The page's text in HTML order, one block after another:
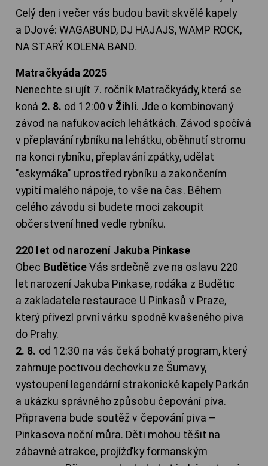
Celý den i večer vás budou bavit skvělé kapely
a DJové: WAGABUND, DJ HAJAJS, WAMP ROCK,
NA STARÝ KOLENA BAND.
Matračkyáda 2025
Nenechte si ujít 7. ročník Matračkyády, která se
koná 2. 8. od 12:00 v Žihli. Jde o kombinovaný
závod na nafukovacích lehátkách. Závod spočívá
v přeplavání rybníku na lehátku, oběhnutí stromu
na konci rybníku, přeplavání zpátky, udělat
"eskymáka" uprostřed rybníku a zakončením
vypití malého nápoje, to vše na čas. Během
celého závodu si budete moci zakoupit
občerstvení hned vedle rybníku.
220 let od narození Jakuba Pinkase
Obec Budětice Vás srdečně zve na oslavu 220
let narození Jakuba Pinkase, rodáka z Budětic
a zakladatele restaurace U Pinkasů v Praze,
který přivezl první várku spodně kvašeného piva
do Prahy.
2. 8. od 12:30 na vás čeká bohatý program, který
zahrnuje poctivou dechovku ze Šumavy,
vystoupení legendární strakonické kapely Parkán
a ukázku správného způsobu čepování piva.
Připravena bude soutěž v čepování piva –
Pinkasova noční můra. Děti mohou těšit na
zábavné atrakce, projížďky formanským